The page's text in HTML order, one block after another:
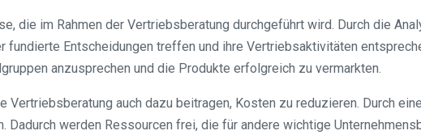
die im Rahmen der Vertriebsberatung durchgeführt wird. Durch die
fundierte Entscheidungen treffen und ihre Vertriebsaktivitäten
anzusprechen und die Produkte erfolgreich zu vermarkten.
auch dazu beitragen, Kosten zu reduzieren. Durch
werden Ressourcen frei, die für andere wichtige